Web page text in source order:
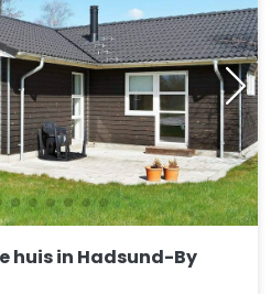
huis in Hadsund-By